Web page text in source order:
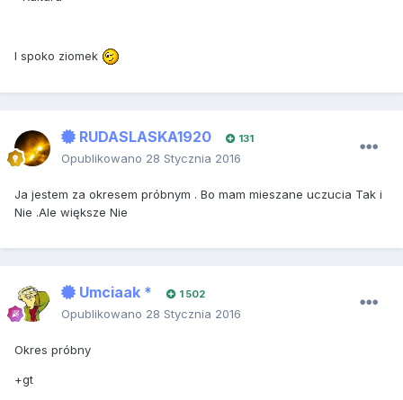
I spoko ziomek
RUDASLASKA1920 131
Opublikowano 28 Stycznia 2016
Ja jestem za okresem próbnym . Bo mam mieszane uczucia Tak i
Nie .Ale większe Nie
Umciaak * 1 502
Opublikowano 28 Stycznia 2016
Okres próbny
+gt